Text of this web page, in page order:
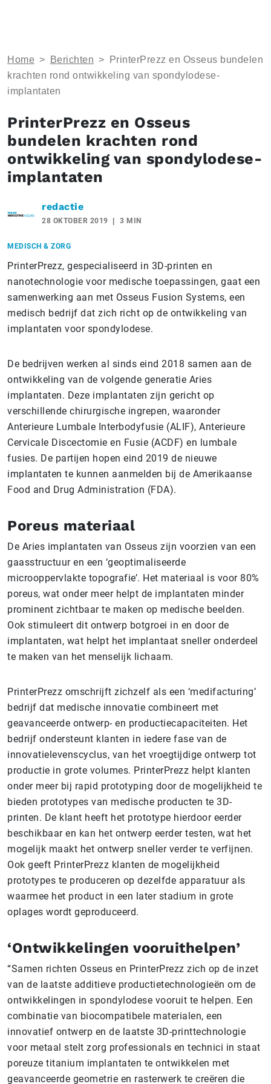
Home > Berichten >
PrinterPrezz en Osseus bundelen
krachten rond ontwikkeling van spondylodese-
implantaten
PrinterPrezz en Osseus
bundelen krachten rond
ontwikkeling van spondylodese-
implantaten
redactie
28 OKTOBER 2019 3 MIN
MEDISCH & ZORG
PrinterPrezz, gespecialiseerd in 3D-printen en
nanotechnologie voor medische toepassingen, gaat een
samenwerking aan met Osseus Fusion Systems, een
medisch bedrijf dat zich richt op de ontwikkeling van
implantaten voor spondylodese.
De bedrijven werken al sinds eind 2018 samen aan de
ontwikkeling van de volgende generatie Aries
implantaten. Deze implantaten zijn gericht op
verschillende chirurgische ingrepen, waaronder
Anterieure Lumbale Interbodyfusie (ALIF), Anterieure
Cervicale Discectomie en Fusie (ACDF) en lumbale
fusies. De partijen hopen eind 2019 de nieuwe
implantaten te kunnen aanmelden bij de Amerikaanse
Food and Drug Administration (FDA).
Poreus materiaal
De Aries implantaten van Osseus zijn voorzien van een
gaasstructuur en een ‘geoptimaliseerde
microoppervlakte topografie’. Het materiaal is voor 80%
poreus, wat onder meer helpt de implantaten minder
prominent zichtbaar te maken op medische beelden.
Ook stimuleert dit ontwerp botgroei in en door de
implantaten, wat helpt het implantaat sneller onderdeel
te maken van het menselijk lichaam.
PrinterPrezz omschrijft zichzelf als een ‘medifacturing’
bedrijf dat medische innovatie combineert met
geavanceerde ontwerp- en productiecapaciteiten. Het
bedrijf ondersteunt klanten in iedere fase van de
innovatielevenscyclus, van het vroegtijdige ontwerp tot
productie in grote volumes. PrinterPrezz helpt klanten
onder meer bij rapid prototyping door de mogelijkheid te
bieden prototypes van medische producten te 3D-
printen. De klant heeft het prototype hierdoor eerder
beschikbaar en kan het ontwerp eerder testen, wat het
mogelijk maakt het ontwerp sneller verder te verfijnen.
Ook geeft PrinterPrezz klanten de mogelijkheid
prototypes te produceren op dezelfde apparatuur als
waarmee het product in een later stadium in grote
oplages wordt geproduceerd.
‘Ontwikkelingen vooruithelpen’
“Samen richten Osseus en PrinterPrezz zich op de inzet
van de laatste additieve productietechnologieën om de
ontwikkelingen in spondylodese vooruit te helpen. Een
combinatie van biocompatibele materialen, een
innovatief ontwerp en de laatste 3D-printtechnologie
voor metaal stelt zorg professionals en technici in staat
poreuze titanium implantaten te ontwikkelen met
geavanceerde geometrie en rasterwerk te creëren die